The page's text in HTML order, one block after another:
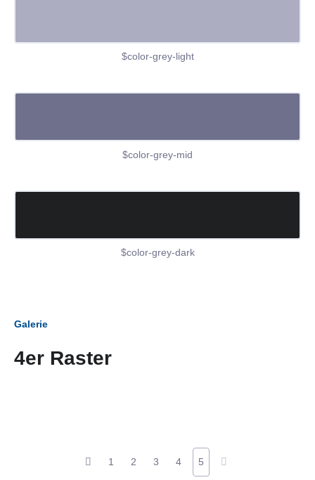
$color-grey-light
$color-grey-mid
$color-grey-dark
Galerie
4er Raster
1 2 3 4 5